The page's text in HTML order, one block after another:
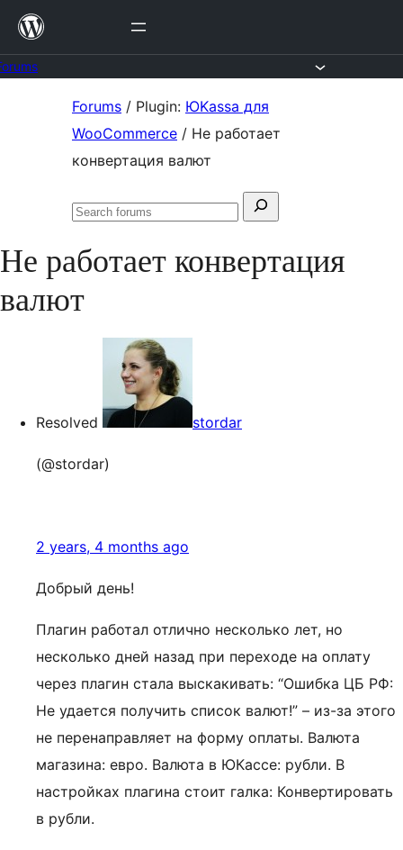
Skip
content
Forums / Plugin: ЮKassa для
WooCommerce / Не работает
конвертация валют
Search
Search
Не работает конвертация
валют
Resolved stordar
(@stordar)
2 years, 4 months ago
Добрый день!
Плагин работал отлично несколько лет, но
несколько дней назад при переходе на оплату
через плагин стала выскакивать: “Ошибка ЦБ РФ:
Не удается получить список валют!” – из-за этого
не перенаправляет на форму оплаты. Валюта
магазина: евро. Валюта в ЮКассе: рубли. В
настройках плагина стоит галка: Конвертировать
в рубли.